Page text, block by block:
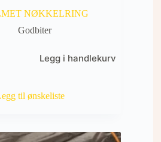
NØKKELRING
Godbiter
Legg i handlekurv
til ønskeliste